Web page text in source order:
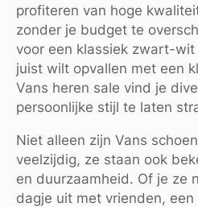
profiteren van hoge
zonder je budget te
voor een klassiek zwart-
juist wilt opvallen met een
Vans heren sale vind je
persoonlijke stijl te laten
Niet alleen zijn Vans
veelzijdig, ze staan ook
en duurzaamheid. Of je ze
dagje uit met vrienden,